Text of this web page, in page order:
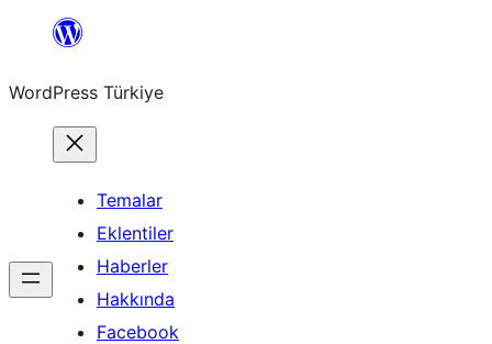
İçeriğe
WordPress Türkiye
Temalar
Eklentiler
Haberler
Hakkında
Facebook